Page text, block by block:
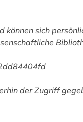
sich
der Zugriff